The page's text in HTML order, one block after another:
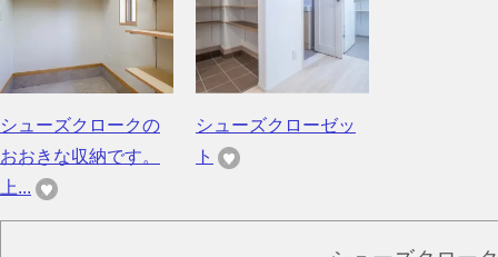
シューズクロークの
おおきな収納です。
上...
シューズクローゼッ
ト